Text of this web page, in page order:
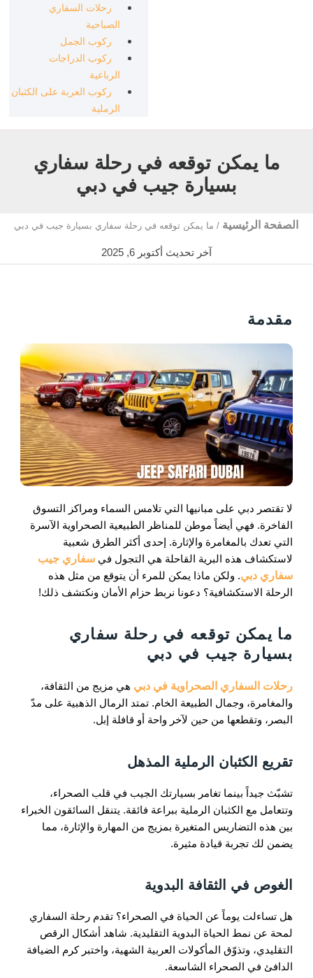
رحلات السفاري
الصباحية
ركوب الجمل
ركوب الدراجات
الرباعية
ركوب العربة على الكثبان
الرملية
ما يمكن توقعه في رحلة سفاري
بسيارة جيب في دبي
الصفحة الرئيسية / ما يمكن توقعه في رحلة سفاري بسيارة جيب في دبي
آخر تحديث أكتوبر 6, 2025
مقدمة
لا تقتصر دبي على مبانيها التي تلامس السماء ومراكز التسوق
الفاخرة. فهي أيضاً موطن للمناظر الطبيعية الصحراوية الآسرة
التي تعدك بالمغامرة والإثارة. إحدى أكثر الطرق شعبية
لاستكشاف هذه البرية القاحلة هي التجول في سفاري جيب
سفاري دبي. ولكن ماذا يمكن للمرء أن يتوقع من مثل هذه
الرحلة الاستكشافية؟ دعونا نربط حزام الأمان ونكتشف ذلك!
ما يمكن توقعه في رحلة سفاري
بسيارة جيب في دبي
رحلات السفاري الصحراوية في دبي هي مزيج من الثقافة،
والمغامرة، وجمال الطبيعة الخام. تمتد الرمال الذهبية على مدّ
البصر، وتقطعها من حين لآخر واحة أو قافلة إبل.
تقريع الكثبان الرملية المذهل
تشبّث جيداً بينما تغامر بسيارتك الجيب في قلب الصحراء،
وتتعامل مع الكثبان الرملية ببراعة فائقة. يتنقل السائقون الخبراء
بين هذه التضاريس المتغيرة بمزيج من المهارة والإثارة، مما
يضمن لك تجربة قيادة مثيرة.
الغوص في الثقافة البدوية
هل تساءلت يوماً عن الحياة في الصحراء؟ تقدم رحلة السفاري
لمحة عن نمط الحياة البدوية التقليدية. شاهد أشكال الرقص
التقليدي، وتذوّق المأكولات العربية الشهية، واختبر كرم الضيافة
الدافئ في الصحراء الشاسعة.